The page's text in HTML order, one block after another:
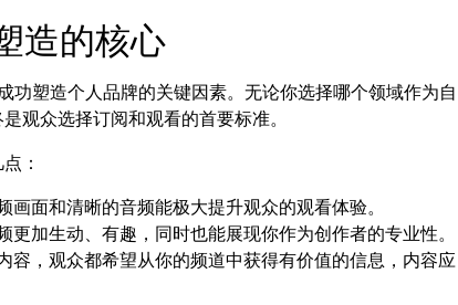
造的核心
功塑造个人品牌的关键因素。无论你选择哪个领域作为自
是观众选择订阅和观看的首要标准。
：
画面和清晰的音频能极大提升观众的观看体验。
更加生动、有趣，同时也能展现你作为创作者的专业性。
容，观众都希望从你的频道中获得有价值的信息，内容应